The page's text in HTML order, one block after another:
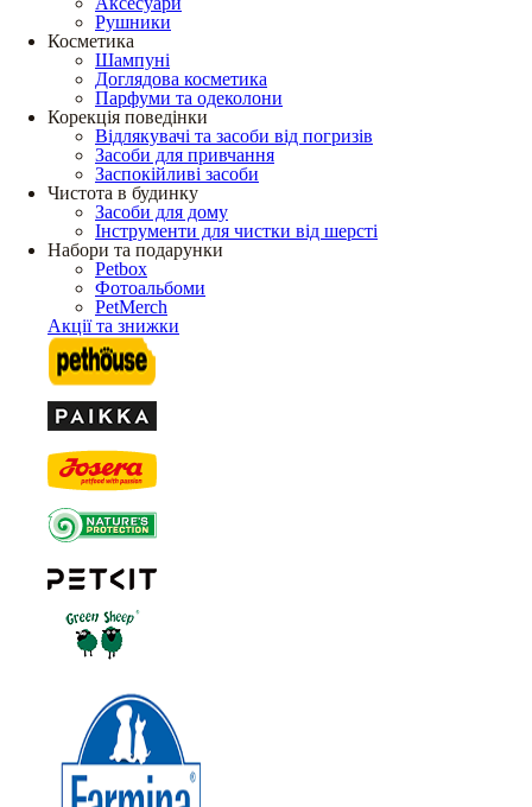
Рушники
Косметика
Шампуні
Доглядова косметика
Парфуми та одеколони
Корекція поведінки
Відлякувачі та засоби від погризів
Засоби для привчання
Заспокійливі засоби
Чистота в будинку
Засоби для дому
Інструменти для чистки від шерсті
Набори та подарунки
Petbox
Фотоальбоми
PetMerch
Акції та знижки